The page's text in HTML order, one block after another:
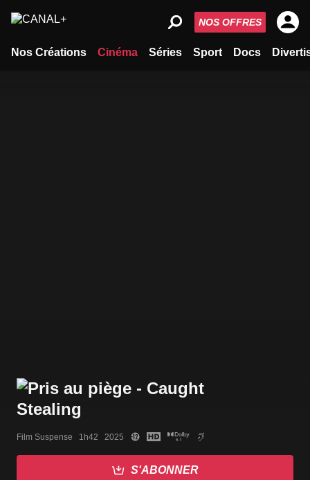
Nos Créations Cinéma Séries Sport Docs
NOS OFFRES
Film Suspense   1h42   2025
S'ABONNER